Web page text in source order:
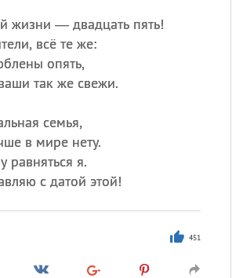
жизни — двадцать пять!
всё те же:
опять,
так же свежи.
семья,
в мире нету.
равняться я.
с датой этой!
451